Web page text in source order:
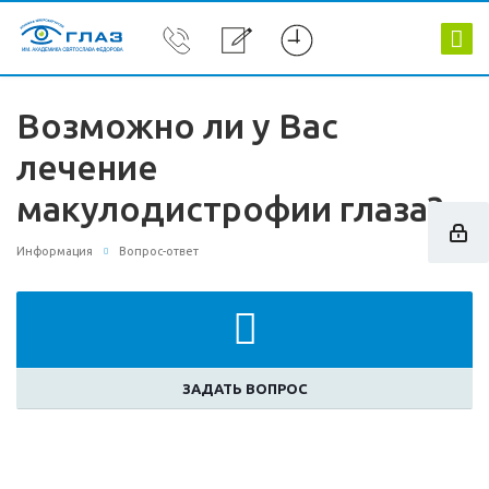
Возможно ли у Вас
лечение
макулодистрофии глаза?
Информация Вопрос-ответ
ЗАДАТЬ ВОПРОС